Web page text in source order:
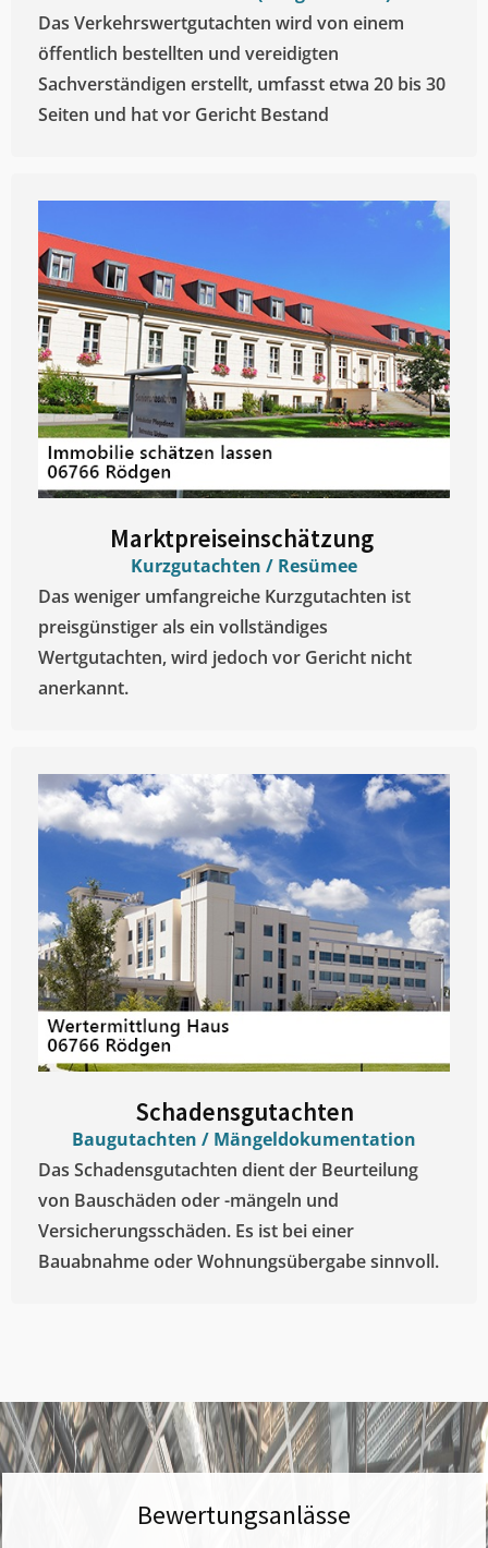
Das Verkehrswertgutachten wird von einem
öffentlich bestellten und vereidigten
Sachverständigen erstellt, umfasst etwa 20 bis 30
Seiten und hat vor Gericht Bestand
Marktpreiseinschätzung ​
Kurzgutachten / Resümee
Das weniger umfangreiche Kurzgutachten ist
preisgünstiger als ein vollständiges
Wertgutachten, wird jedoch vor Gericht nicht
anerkannt.
Schadensgutachten
Baugutachten / Mängeldokumentation
Das Schadensgutachten dient der Beurteilung
von Bauschäden oder -mängeln und
Versicherungsschäden. Es ist bei einer
Bauabnahme oder Wohnungsübergabe sinnvoll.
Bewertungsanlässe